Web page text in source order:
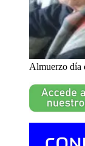
Almuerzo día